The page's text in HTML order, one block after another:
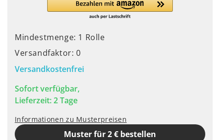
Mindestmenge: 1 Rolle
Versandfaktor: 0
Versandkostenfrei
Sofort verfügbar,
Lieferzeit: 2 Tage
Informationen zu Musterpreisen
Muster für 2 € bestellen